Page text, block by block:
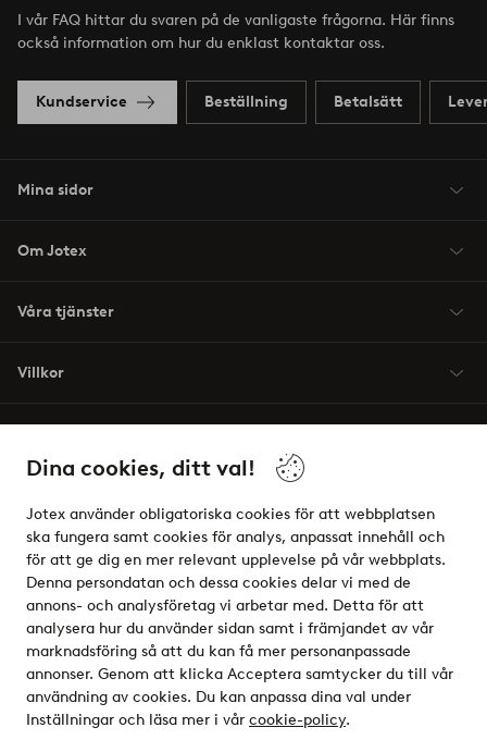
Dina cookies, ditt val!
Jotex använder obligatoriska cookies för att webbplatsen
ska fungera samt cookies för analys, anpassat innehåll och
för att ge dig en mer relevant upplevelse på vår webbplats.
Denna persondatan och dessa cookies delar vi med de
annons- och analysföretag vi arbetar med. Detta för att
analysera hur du använder sidan samt i främjandet av vår
marknadsföring så att du kan få mer personanpassade
annonser. Genom att klicka Acceptera samtycker du till vår
användning av cookies. Du kan anpassa dina val under
Inställningar och läsa mer i vår cookie-policy.
I vår FAQ hittar du svaren på de vanligaste frågorna. Här finns
också information om hur du enklast kontaktar oss.
Kundservice Beställning Betalsätt
Mina sidor
Om Jotex
Våra tjänster
Villkor
Säkra betalningar - Betala direkt eller dela upp
Vill du veta mer om våra betalalternativ?
elpy